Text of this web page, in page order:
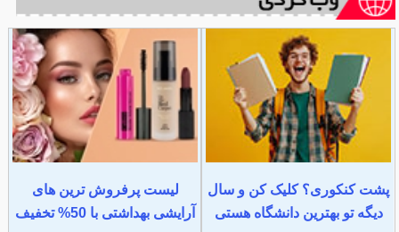
پشت کنکوری؟ کلیک کن و سال
دیگه تو بهترین دانشگاه هستی
لیست پرفروش ترین های
آرایشی بهداشتی با 50% تخفیف